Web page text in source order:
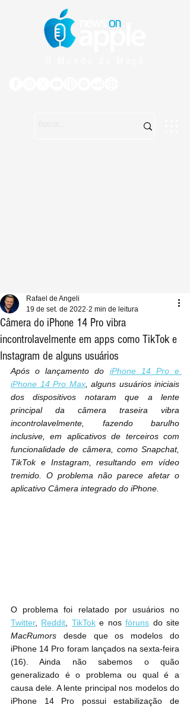
Câmera do iPhone 14 Pro vibra
incontrolavelmente em apps como TikTok e
Instagram de alguns usuários
Rafael de Angeli
19 de set. de 2022 2 min de leitura
Após o lançamento do iPhone 14 Pro e
iPhone 14 Pro Max, alguns usuários iniciais
dos dispositivos notaram que a lente
principal da câmera traseira vibra
incontrolavelmente, fazendo barulho
inclusive, em aplicativos de terceiros com
funcionalidade de câmera, como Snapchat,
TikTok e Instagram, resultando em vídeo
tremido. O problema não parece afetar o
aplicativo Câmera integrado do iPhone.
Twitter, Reddit TikTok e nos fóruns
MacRumors desde que os modelos do
iPhone 14 Pro foram lançados na sexta-feira
(16). Ainda não sabemos o quão
generalizado é o problema ou qual é a
causa dele. A lente principal nos modelos do
iPhone 14 Pro possui estabilização de